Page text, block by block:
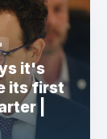
it's
its first
|